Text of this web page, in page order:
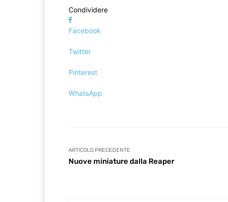
Condividere
Facebook
Twitter
Pinterest
WhatsApp
ARTICOLO PRECEDENTE
Nuove miniature dalla Reaper